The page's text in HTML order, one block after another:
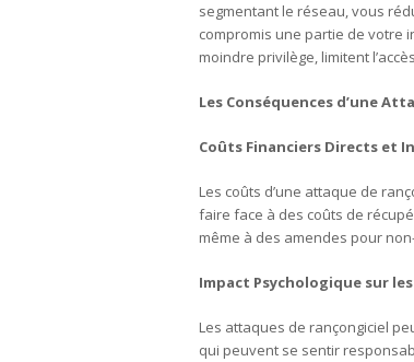
segmentant le réseau, vous
compromis une partie de votre
moindre privilège, limitent
Les Conséquences d’une
Coûts Financiers Directs et
Les coûts d’une attaque de
faire face à des coûts de
même à des amendes pour
Impact Psychologique sur
Les attaques de rançongiciel
qui peuvent se sentir